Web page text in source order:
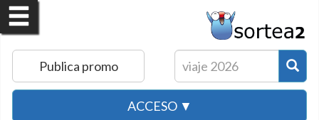
Publica promo
ACCESO ▼